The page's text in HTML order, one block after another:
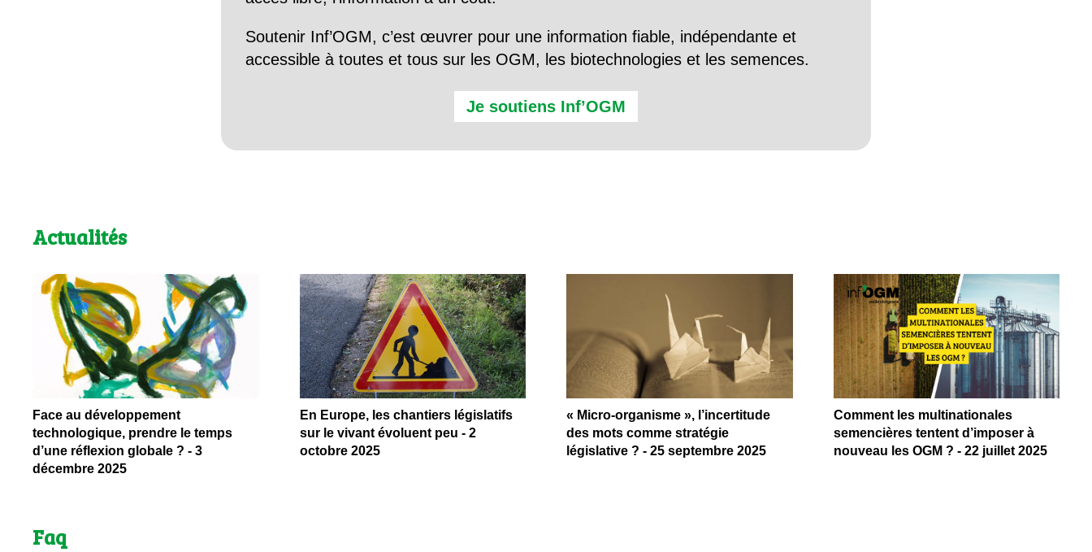
Soutenir Inf’OGM, c’est œuvrer pour une information fiable, indépendante et
accessible à toutes et tous sur les OGM, les biotechnologies et les semences.
Je soutiens Inf’OGM
Actualités
Face au développement
technologique, prendre le temps
d’une réflexion globale ? - 3
décembre 2025
En Europe, les chantiers législatifs
sur le vivant évoluent peu - 2
octobre 2025
« Micro-organisme », l’incertitude
des mots comme stratégie
législative ? - 25 septembre 2025
Comment les multinationales
semencières tentent d’imposer à
nouveau les OGM ? - 22 juillet 2025
Faq